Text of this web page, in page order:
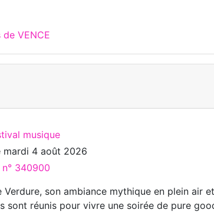
VENCE
musique
mardi 4 août 2026
340900
Verdure, son ambiance mythique en plein air
sont réunis pour vivre une soirée de pure